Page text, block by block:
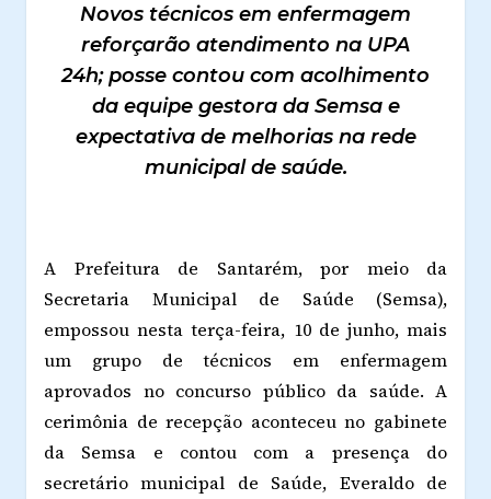
Novos técnicos em enfermagem
reforçarão atendimento na UPA
24h; posse contou com acolhimento
da equipe gestora da Semsa e
expectativa de melhorias na rede
municipal de saúde.
A Prefeitura de Santarém, por meio da
Secretaria Municipal de Saúde (Semsa),
empossou nesta terça-feira, 10 de junho, mais
um grupo de técnicos em enfermagem
aprovados no concurso público da saúde. A
cerimônia de recepção aconteceu no gabinete
da Semsa e contou com a presença do
secretário municipal de Saúde, Everaldo de